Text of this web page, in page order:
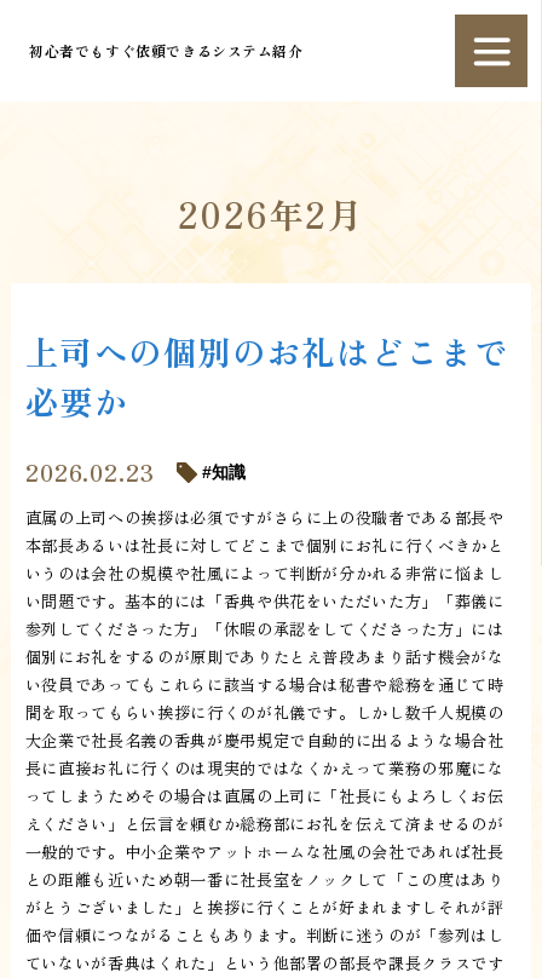
初心者でもすぐ依頼できるシステム紹介
2026年2月
上司への個別のお礼はどこまで
必要か
2026.02.23 知識
直属の上司への挨拶は必須ですがさらに上の役職者である部長や
本部長あるいは社長に対してどこまで個別にお礼に行くべきかと
いうのは会社の規模や社風によって判断が分かれる非常に悩まし
い問題です。基本的には「香典や供花をいただいた方」「葬儀に
参列してくださった方」「休暇の承認をしてくださった方」には
個別にお礼をするのが原則でありたとえ普段あまり話す機会がな
い役員であってもこれらに該当する場合は秘書や総務を通じて時
間を取ってもらい挨拶に行くのが礼儀です。しかし数千人規模の
大企業で社長名義の香典が慶弔規定で自動的に出るような場合社
長に直接お礼に行くのは現実的ではなくかえって業務の邪魔にな
ってしまうためその場合は直属の上司に「社長にもよろしくお伝
えください」と伝言を頼むか総務部にお礼を伝えて済ませるのが
一般的です。中小企業やアットホームな社風の会社であれば社長
との距離も近いため朝一番に社長室をノックして「この度はあり
がとうございました」と挨拶に行くことが好まれますしそれが評
価や信頼につながることもあります。判断に迷うのが「参列はし
ていないが香典はくれた」という他部署の部長や課長クラスです